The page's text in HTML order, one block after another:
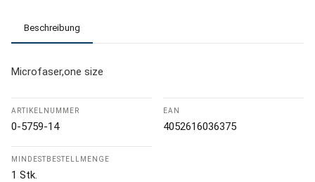
Beschreibung
Microfaser,one size
ARTIKELNUMMER
0-5759-14
EAN
4052616036375
MINDESTBESTELLMENGE
1 Stk.